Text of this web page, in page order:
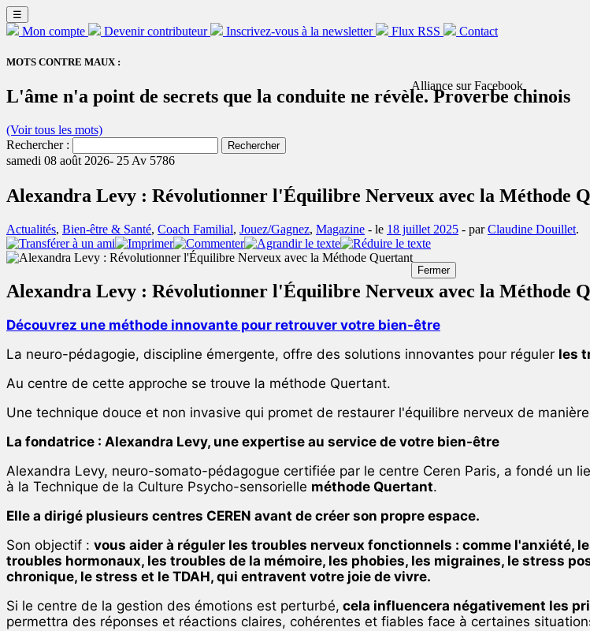
☰
Mon compte Devenir contributeur Inscrivez-vous à la newsletter Flux RSS Contact
MOTS CONTRE MAUX :
L'âme n'a point de secrets que la conduite ne révèle. Proverbe chinois
(Voir tous les mots)
Rechercher :
samedi 08 août 2026- 25 Av 5786
Alexandra Levy : Révolutionner l'Équilibre Nerveux avec la Méthode
Actualités, Bien-être & Santé, Coach Familial, Jouez/Gagnez, Magazine - le 18 juillet 2025 - parClaudine Douillet.
Alexandra Levy : Révolutionner l'Équilibre Nerveux avec la Méthode
Découvrez une méthode innovante pour retrouver votre bien-être
La neuro-pédagogie, discipline émergente, offre des solutions innovantes pour réguler les
Au centre de cette approche se trouve la méthode Quertant.
Une technique douce et non invasive qui promet de restaurer l'équilibre nerveux de
La fondatrice : Alexandra Levy, une expertise au service de votre bien-être
Alexandra Levy, neuro-somato-pédagogue certifiée par le centre Ceren Paris, a fondé un
à la Technique de la Culture Psycho-sensorielle méthode Quertant.
Elle a dirigé plusieurs centres CEREN avant de créer son propre espace.
Son objectif : vous aider à réguler les troubles nerveux fonctionnels : comme l'anxiété,
troubles hormonaux, les troubles de la mémoire, les phobies, les migraines, le stress
chronique, le stress et le TDAH, qui entravent votre joie de vivre.
Si le centre de la gestion des émotions est perturbé, cela influencera négativement les
permettra des réponses et réactions claires, cohérentes et fiables face à certaines
Alliance sur Facebook
Fermer